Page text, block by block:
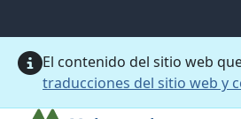
El contenido del sitio web
traducciones del sitio web y